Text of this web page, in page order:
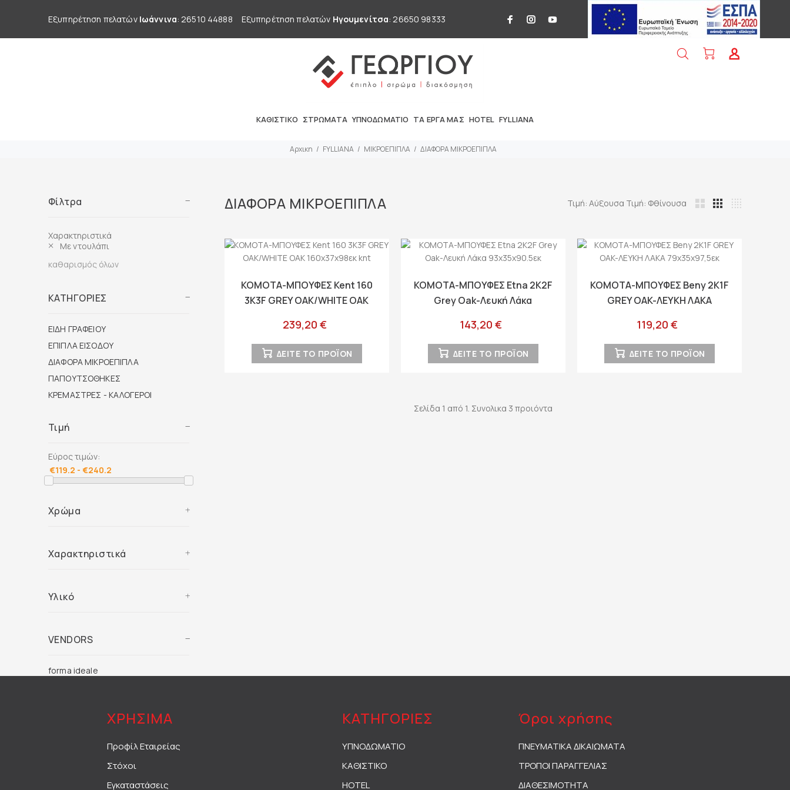
Εξυπηρέτηση πελατών Ιωάννινα: 26510 44888 Εξυπηρέτηση πελατών Ηγουμενίτσα: 26650 98333
ΚΑΘΙΣΤΙΚΟ ΣΤΡΩΜΑΤΑ ΥΠΝΟΔΩΜΑΤΙΟ ΤΑ ΕΡΓΑ ΜΑΣ HOTEL FYLLIANA
Αρχικη FYLLIANA ΜΙΚΡΟΕΠΙΠΛΑ ΔΙΑΦΟΡΑ ΜΙΚΡΟΕΠΙΠΛΑ
Φίλτρα
Χαρακτηριστικά
Με ντουλάπι
καθαρισμός όλων
ΚΑΤΗΓΟΡΙΕΣ
ΕΙΔΗ ΓΡΑΦΕΙΟΥ
ΕΠΙΠΛΑ ΕΙΣΟΔΟΥ
ΔΙΑΦΟΡΑ ΜΙΚΡΟΕΠΙΠΛΑ
ΠΑΠΟΥΤΣΟΘΗΚΕΣ
ΚΡΕΜΑΣΤΡΕΣ - ΚΑΛΟΓΕΡΟΙ
Τιμή
Εύρος τιμών:
Χρώμα
Χαρακτηριστικά
Υλικό
VENDORS
forma ideale
ΔΙΑΦΟΡΑ ΜΙΚΡΟΕΠΙΠΛΑ Τιμή: Αύξουσα Τιμή: Φθίνουσα
ΚΟΜΟΤΑ-ΜΠΟΥΦΕΣ Kent 160
3Κ3F GREY OAK/WHITE OAK
239,20 €
ΔΕΙΤΕ ΤΟ ΠΡΟΪΟΝ
ΚΟΜΟΤΑ-ΜΠΟΥΦΕΣ Etna 2K2F
Grey Oak-Λευκή Λάκα
143,20 €
ΔΕΙΤΕ ΤΟ ΠΡΟΪΟΝ
ΚΟΜΟΤΑ-ΜΠΟΥΦΕΣ Beny 2K1F
GREY OAK-ΛΕΥΚΗ ΛΑΚΑ
119,20 €
ΔΕΙΤΕ ΤΟ ΠΡΟΪΟΝ
Σελίδα 1 από 1. Συνολικα 3 προιόντα
ΧΡΗΣΙΜΑ
Προφίλ Εταιρείας
Στόχοι
Εγκαταστάσεις
ΚΑΤΗΓΟΡΙΕΣ
ΥΠΝΟΔΩΜΑΤΙΟ
ΚΑΘΙΣΤΙΚΟ
HOTEL
Όροι χρήσης
ΠΝΕΥΜΑΤΙΚΑ ΔΙΚΑΙΩΜΑΤΑ
ΤΡΟΠΟΙ ΠΑΡΑΓΓΕΛΙΑΣ
ΔΙΑΘΕΣΙΜΟΤΗΤΑ